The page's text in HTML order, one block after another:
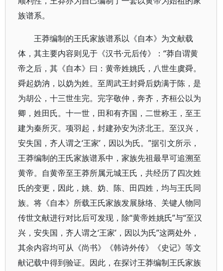
族谱系。
王莽编制的王氏家族谱系以《自本》为文献载
体，其主要内容则见于《汉书·元后传》：“莽自谓黄
帝之后，其《自本》曰：黄帝姓姚氏，八世生虞舜。
舜起妫汭，以妫为姓。至周武王封舜后妫满于陈，是
为胡公，十三世生完。完字敬仲，奔齐，齐桓公以为
卿，姓田氏。十一世，田和有齐国，二世称王，至王
建为秦所灭。项羽起，封建孙安为济北王。至汉兴，
安失国，齐人谓之‘王家’，因以为氏。”据引文所示，
王莽编制的王氏家族谱系中，家族先祖最早可追溯至
黄帝。自黄帝至王莽所属元城王氏，共经历了四次姓
氏的变更，因此，姚、妫、陈、田四姓，均与王氏同
族。将《自本》所载王氏家族发展脉络、关键人物同
传世文献进行对比后可发现，除“黄帝姓姚氏”与“至汉
兴，安失国，齐人谓之‘王家’，因以为氏”这两处外，
其余内容均可从《尚书》《韩诗外传》《史记》等文
献记载中得到验证。因此，在探讨王莽编制王氏家族